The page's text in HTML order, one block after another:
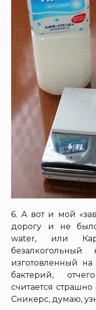
6. А вот и мой
дорогу и не
water, или
безалкогольный
изготовленный
бактерий,
считается
Сникерс, думаю,